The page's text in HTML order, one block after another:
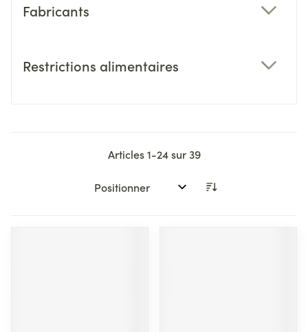
Fabricants
Restrictions alimentaires
Articles1-24sur39
Trier par: